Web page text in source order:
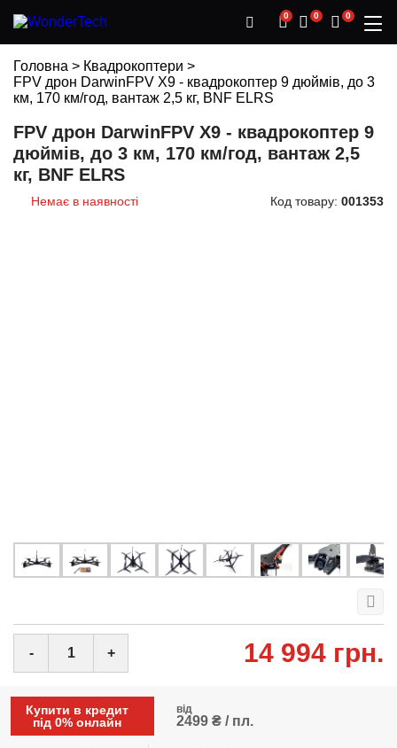
0 0 0
Головна > Квадрокоптери >
FPV дрон DarwinFPV X9 - квадрокоптер 9 дюймів, до 3
км, 170 км/год, вантаж 2,5 кг, BNF ELRS
FPV дрон DarwinFPV X9 - квадрокоптер 9
дюймів, до 3 км, 170 км/год, вантаж 2,5
кг, BNF ELRS
Немає в наявності Код товару: 001353
14 994 грн.
- +
Купити в кредит
під 0% онлайн
від
2499 ₴ / пл.